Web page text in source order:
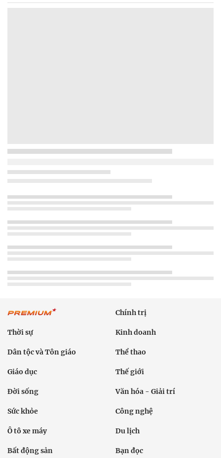
Chính trị
Thời sự Kinh doanh
Dân tộc và Tôn giáo Thể thao
Giáo dục Thế giới
Đời sống Văn hóa - Giải trí
Sức khỏe Công nghệ
Ô tô xe máy Du lịch
Bất động sản Bạn đọc